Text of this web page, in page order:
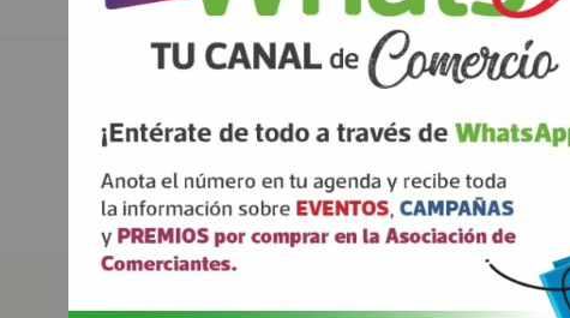
ANTERIOR